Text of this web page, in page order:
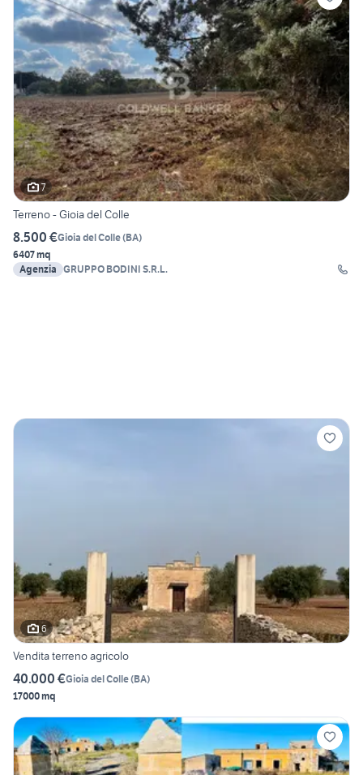
7
Terreno - Gioia del Colle
8.500 €Gioia del Colle(BA)
6407 mq
Agenzia GRUPPO BODINI S.R.L.
6
Vendita terreno agricolo
40.000 €Gioia del Colle(BA)
17000 mq